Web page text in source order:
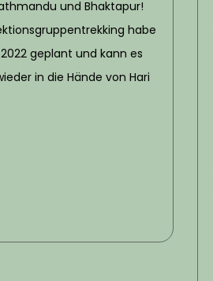
und Bhaktapur!
habe
geplant und kann es
in die Hände von Hari